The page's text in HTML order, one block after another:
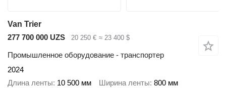
Van Trier
277 700 000 UZS
20 250 € ≈ 23 400 $
Промышленное оборудование - транспортер
2024
Длина ленты 10 500 мм Ширина ленты 800 мм